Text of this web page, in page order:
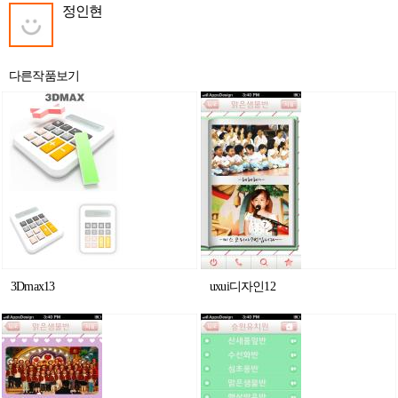
정인현
다른작품보기
3Dmax13 uxui디자인12